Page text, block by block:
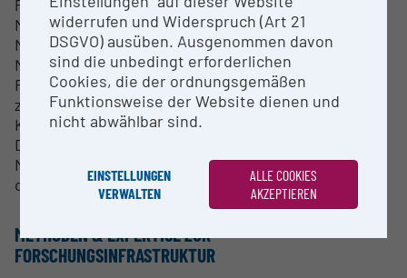
Proteomik, quantitative Proteomik, "Targeted"
Massenspektrometrie und posttranslationale
Modifikationen (PTMs) wie Phosphorylierung. Diese
Methoden basieren auf der
Flüssigkeitschromatographie-Trennung. Zusätzlich
zu unseren Haupttechnologien bieten wir unseren
Kollaboratoren auch Unterstützung bei der
Datenanalyse und Probenvorbereitung für
Massenspektrometrie-Messungen, basierend auf
der verfügbaren Kapazität.
METHODEN & EXPERTISE ZUR
FORSCHUNGSINFRASTRUKTUR
widerrufen und Widerspruch (Art 21
DSGVO) ausüben. Ausgenommen davon
sind die unbedingt erforderlichen
Cookies, die der ordnungsgemäßen
Funktionsweise der Website dienen und
nicht abwählbar sind.
EINSTELLUNGEN
VERWALTEN
ALLE COOKIES
AKZEPTIEREN